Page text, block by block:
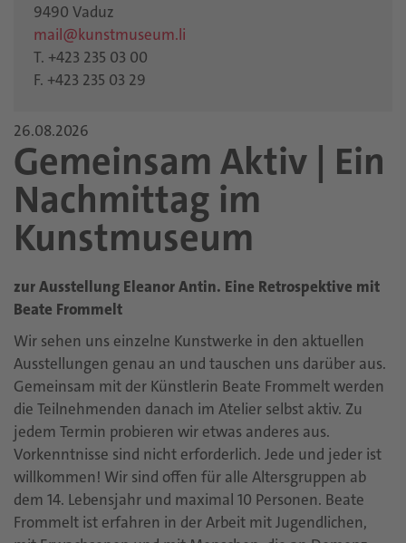
9490 Vaduz
mail@kunstmuseum.li
T. +423 235 03 00
F. +423 235 03 29
26.08.2026
Gemeinsam Aktiv | Ein
Nachmittag im
Kunstmuseum
zur Ausstellung Eleanor Antin. Eine Retrospektive mit
Beate Frommelt
Wir sehen uns einzelne Kunstwerke in den aktuellen
Ausstellungen genau an und tauschen uns darüber aus.
Gemeinsam mit der Künstlerin Beate Frommelt werden
die Teilnehmenden danach im Atelier selbst aktiv. Zu
jedem Termin probieren wir etwas anderes aus.
Vorkenntnisse sind nicht erforderlich. Jede und jeder ist
willkommen! Wir sind offen für alle Altersgruppen ab
dem 14. Lebensjahr und maximal 10 Personen. Beate
Frommelt ist erfahren in der Arbeit mit Jugendlichen,